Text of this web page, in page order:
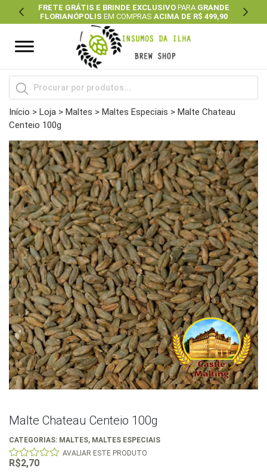
FRETE GRÁTIS E BRINDE EXCLUSIVOPARA GRANDE
FLORIANÓPOLIS EM COMPRAS ACIMA DE R$ 499,90
Previous Next
Pesquisar
produtos
Início > Loja > Maltes > Maltes Especiais > Malte Chateau
Centeio 100g
Malte Chateau Centeio 100g
CATEGORIAS: MALTES, MALTES ESPECIAIS
0
AVALIAR ESTE PRODUTO
R$2,70